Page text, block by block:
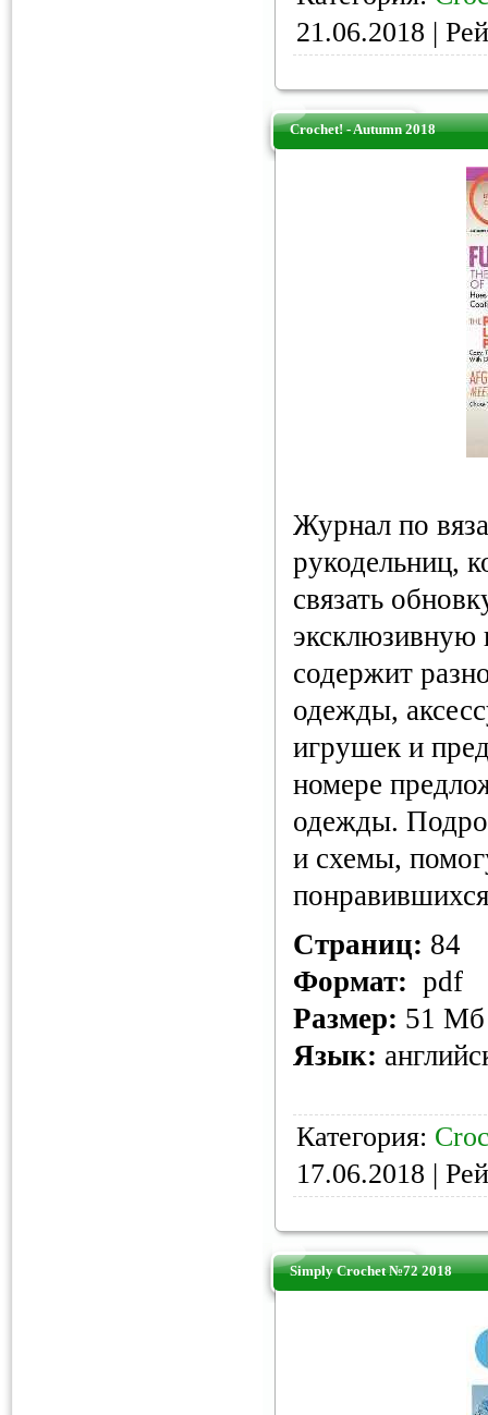
21.06.2018 |
Crochet! - Autumn 2018
Журнал по
рукодельниц,
связать
содержит
одежды,
игрушек и
номере
одежды.
и схемы,
Страниц: 84
Формат: pdf
Размер: 51 Мб
Язык:
Категория:
17.06.2018 |
Simply Crochet №72 2018